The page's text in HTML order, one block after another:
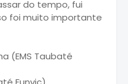
do tempo, fui
foi muito importante
(EMS Taubaté